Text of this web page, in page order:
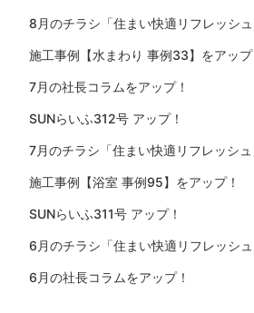
8月のチラシ「住まい快適リフレッシュ
施工事例【水まわり 事例33】をアップ
7月の社長コラムをアップ！
SUNらいふ312号 アップ！
7月のチラシ「住まい快適リフレッシュ
施工事例【浴室 事例95】をアップ！
SUNらいふ311号 アップ！
6月のチラシ「住まい快適リフレッシュ
6月の社長コラムをアップ！